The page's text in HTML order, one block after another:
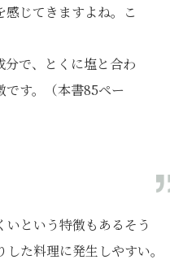
じてきますよね。こ
で、とくに塩と合わ
す。（本書85ペー
という特徴もあるそう
た料理に発生しやすい。